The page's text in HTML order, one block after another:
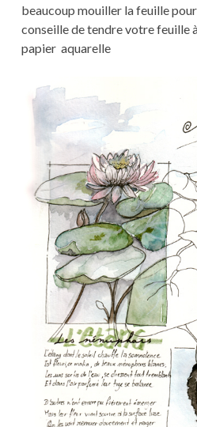
beaucoup mouiller la feuille
conseille de tendre votre feuille
papier aquarelle